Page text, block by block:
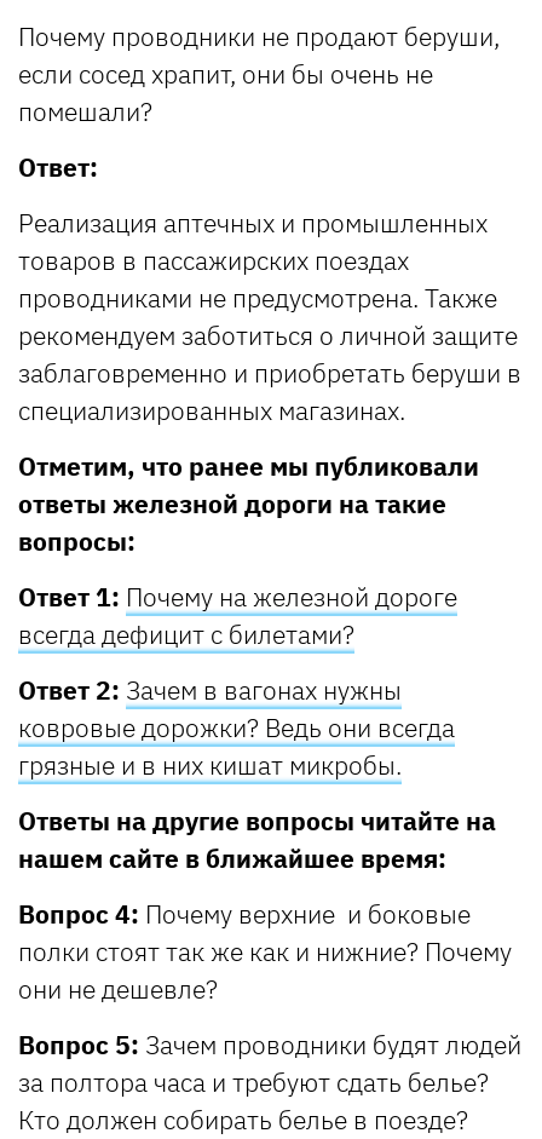
Почему проводники не продают беруши,
если сосед храпит, они бы очень не
помешали?
Ответ:
Реализация аптечных и промышленных
товаров в пассажирских поездах
проводниками не предусмотрена. Также
рекомендуем заботиться о личной защите
заблаговременно и приобретать беруши в
специализированных магазинах.
Отметим, что ранее мы публиковали
ответы железной дороги на такие
вопросы:
Ответ 1: Почему на железной дороге
всегда дефицит с билетами?
Ответ 2: Зачем в вагонах нужны
ковровые дорожки? Ведь они всегда
грязные и в них кишат микробы.
Ответы на другие вопросы читайте на
нашем сайте в ближайшее время:
Вопрос 4: Почему верхние и боковые
полки стоят так же как и нижние? Почему
они не дешевле?
Вопрос 5: Зачем проводники будят людей
за полтора часа и требуют сдать белье?
Кто должен собирать белье в поезде?